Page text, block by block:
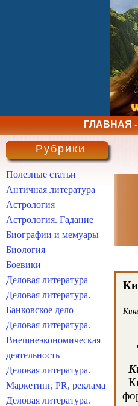
ГЛАВНАЯ -
Рубрики
Полезные статьи
Античная литература
Астрология
Астрология. Гадание
Биографии и мемуары
Биология
Боевики
Деловая литература
Деловая литература.
Банковское дело
Деловая литература.
Внешнеэкономическая
деятельность
Деловая литература.
Маркетинг, PR, реклама
Деловая литература.